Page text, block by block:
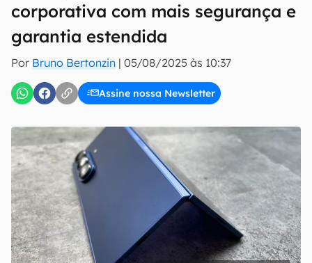
corporativa com mais segurança e
garantia estendida
Por Bruno Bertonzin | 05/08/2025 às 10:37
Assine nossa Newsletter
E-mail
inscreva-se
Uso e Política de Privacidade do Canaltech.